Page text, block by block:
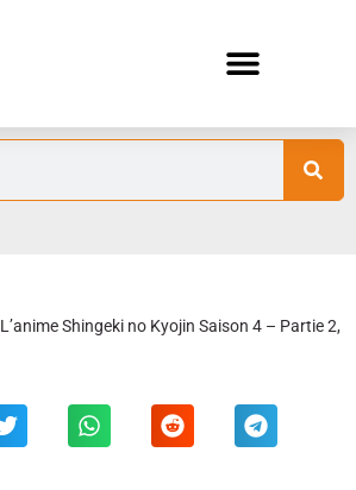
L’anime Shingeki no Kyojin Saison 4 – Partie 2,